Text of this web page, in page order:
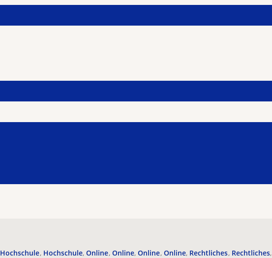
Hochschule Hochschule Online Online Online Online Rechtliches Rechtliches